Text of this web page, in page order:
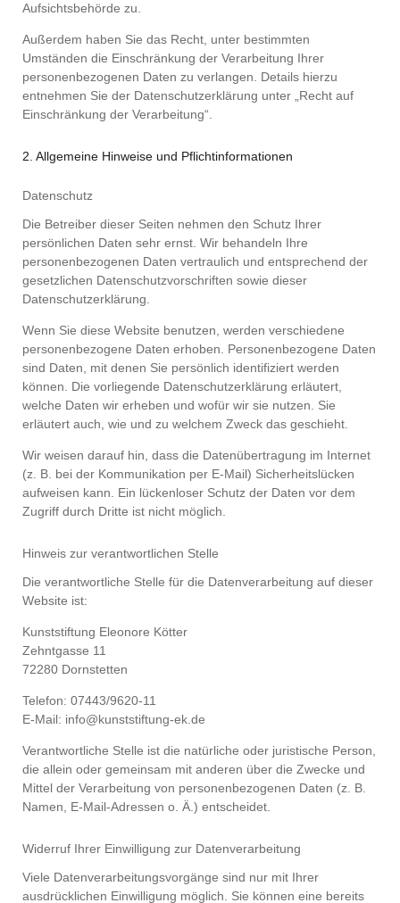
Aufsichtsbehörde zu.
Außerdem haben Sie das Recht, unter bestimmten
Umständen die Einschränkung der Verarbeitung Ihrer
personenbezogenen Daten zu verlangen. Details hierzu
entnehmen Sie der Datenschutzerklärung unter „Recht auf
Einschränkung der Verarbeitung“.
2. Allgemeine Hinweise und Pflichtinformationen
Datenschutz
Die Betreiber dieser Seiten nehmen den Schutz Ihrer
persönlichen Daten sehr ernst. Wir behandeln Ihre
personenbezogenen Daten vertraulich und entsprechend der
gesetzlichen Datenschutzvorschriften sowie dieser
Datenschutzerklärung.
Wenn Sie diese Website benutzen, werden verschiedene
personenbezogene Daten erhoben. Personenbezogene Daten
sind Daten, mit denen Sie persönlich identifiziert werden
können. Die vorliegende Datenschutzerklärung erläutert,
welche Daten wir erheben und wofür wir sie nutzen. Sie
erläutert auch, wie und zu welchem Zweck das geschieht.
Wir weisen darauf hin, dass die Datenübertragung im Internet
(z. B. bei der Kommunikation per E-Mail) Sicherheitslücken
aufweisen kann. Ein lückenloser Schutz der Daten vor dem
Zugriff durch Dritte ist nicht möglich.
Hinweis zur verantwortlichen Stelle
Die verantwortliche Stelle für die Datenverarbeitung auf dieser
Website ist:
Kunststiftung Eleonore Kötter
Zehntgasse 11
72280 Dornstetten
Telefon: 07443/9620-11
E-Mail: info@kunststiftung-ek.de
Verantwortliche Stelle ist die natürliche oder juristische Person,
die allein oder gemeinsam mit anderen über die Zwecke und
Mittel der Verarbeitung von personenbezogenen Daten (z. B.
Namen, E-Mail-Adressen o. Ä.) entscheidet.
Widerruf Ihrer Einwilligung zur Datenverarbeitung
Viele Datenverarbeitungsvorgänge sind nur mit Ihrer
ausdrücklichen Einwilligung möglich. Sie können eine bereits